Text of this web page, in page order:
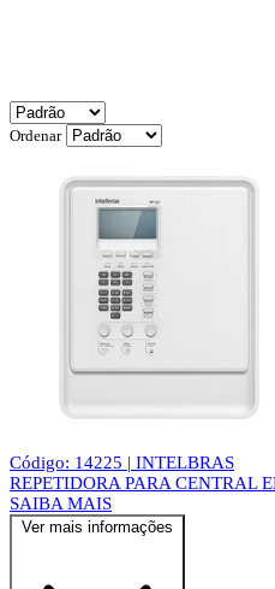
Ordenar
Código: 14225 | INTELBRAS
REPETIDORA PARA CENTRAL
SAIBA MAIS
Ver mais informações